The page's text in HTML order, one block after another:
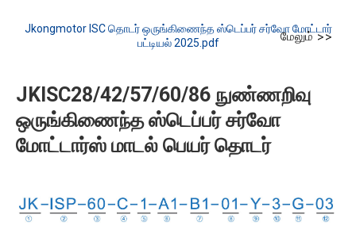
Jkongmotor ISC தொடர் ஒருங்கிணைந்த ஸ்டெப்பர் சர்வோ மோட்டார்
பட்டியல் 2025.pdf
மேலும் >>
JKISC28/42/57/60/86 நுண்ணறிவு
ஒருங்கிணைந்த ஸ்டெப்பர் சர்வோ
மோட்டார்ஸ் மாடல் பெயர் தொடர்